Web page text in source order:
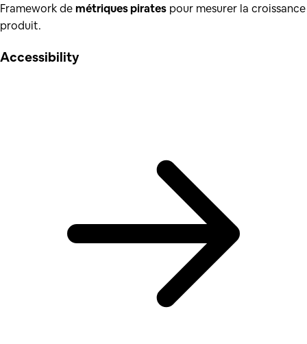
Framework demétriques pirates pour mesurer la croissance
produit.
Accessibility